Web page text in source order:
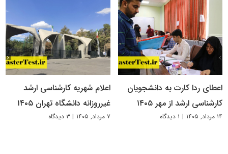
اعطای ردا کارت به دانشجویان
کارشناسی ارشد از مهر ۱۴۰۵
۱۴ مرداد, ۱۴۰۵ | ۱ دیدگاه
اعلام شهریه کارشناسی ارشد
غیرروزانه دانشگاه تهران ۱۴۰۵
۷ مرداد, ۱۴۰۵ | ۳ دیدگاه